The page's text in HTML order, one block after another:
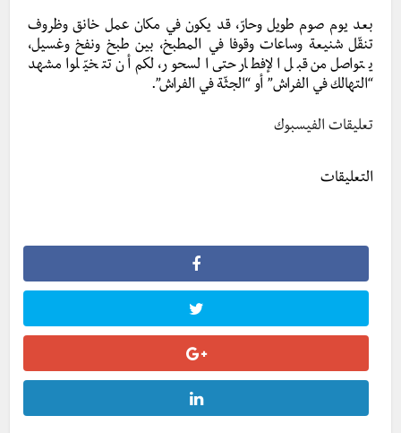
بعد يوم صوم طويل وحارّ، قد يكون في مكان عمل خانق وظروف
تنقّل شنيعة وساعات وقوفا في المطبخ، بين طبخ ونفخ وغسيل،
يتواصل من قبل الإفطار حتى السحور، لكم أن تتخيّلوا مشهد
“التهالك في الفراش” أو “الجثّة في الفراش”.
تعليقات الفيسبوك
التعليقات